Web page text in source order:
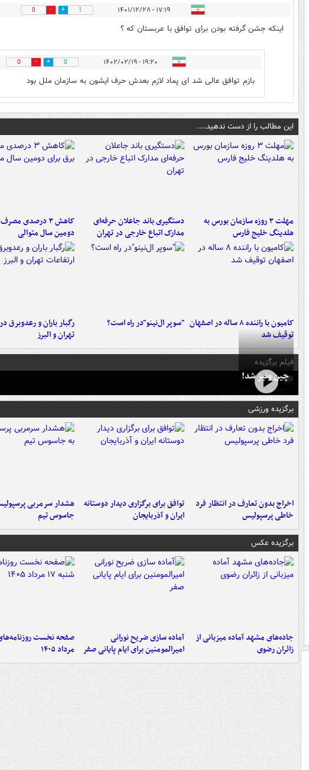
۱۷:۱۹ - ۱۴۰۱/۱۲/۲۸ 1
0
اینکه جشن گرفته بودن برای توافق با عربستان که ؟
۱۹:۲۰ - ۱۴۰۲/۰۲/۱۹ 0
0
بازم توافق عالی شد ای پماد لازم بعدش حرف ایشون به سازمان ملل بود
این مطالب را از دست ندهید....
مهلت ۳ روزه سازمان بورس به
هلدینگ خلیج فارس
دستگیری باند جاعلان حرفه‌ای
مدارک اتباع خارجی در تهران
کاهش ۳ درصدی
دومین سال متوالی
کامیون با راننده ۸ ساله در اصفهان
توقیف شد
"سوپر ال‌نینو"در راه است؟
رگبار باران و رعدوبرق
تهران و البرز
فیلم برگزیده
چین ونیز شد!
برگزیده ورزشی
اخراج بدون تعارف در انتظار فرد
خاطی پرسپولیس
توافق برای برگزاری دیدار دوستانه
ایران و آذربایجان
هشدار سرمربی
جاسوس تیم
برگزیده عکس
جاده‌های مشهد آماده میزبانی از
زائران رضوی
آماده سازی ضریح نورانی
امیرالمومنین برای ایام پایانی صفر
مرداد ۱۴۰۵